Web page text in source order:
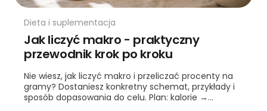
Dieta i suplementacja
Jak liczyć makro - praktyczny
przewodnik krok po kroku
Nie wiesz, jak liczyć makro i przeliczać procenty na
gramy? Dostaniesz konkretny schemat, przykłady i
sposób dopasowania do celu. Plan: kalorie →